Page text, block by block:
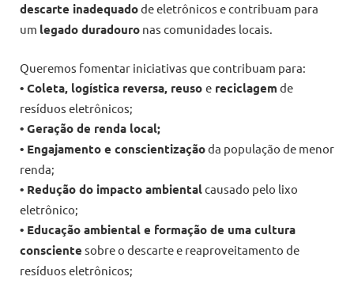
descarte inadequadode eletrônicos e contribuam para
um legado duradouro nas comunidades locais.
Queremos fomentar iniciativas que contribuam para:
• Coleta, logística reversa, reuso e reciclagem de
resíduos eletrônicos;
• Geração de renda local;
• Engajamento e conscientizaçãoda população de menor
renda;
• Redução do impacto ambientalcausado pelo lixo
eletrônico;
• Educação ambiental e formação de uma cultura
consciente sobre o descarte e reaproveitamento de
resíduos eletrônicos;